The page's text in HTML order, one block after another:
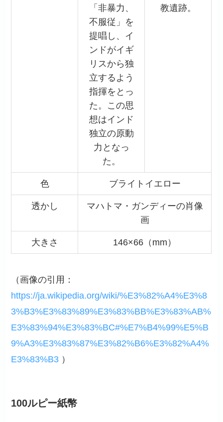
「非暴力、
不服従」を
提唱し、イ
ンドがイギ
リスから独
立するよう
指揮をとっ
た。この思
想はインド
独立の原動
力となっ
た。
教遺跡。
色 ブライトイエロー
透かし
マハトマ・ガンディーの肖像
画
大きさ 146×66（mm）
（画像の引用：
https://ja.wikipedia.org/wiki/%E3%82%A4%E3%8
3%B3%E3%83%89%E3%83%BB%E3%83%AB%
E3%83%94%E3%83%BC#%E7%B4%99%E5%B
9%A3%E3%83%87%E3%82%B6%E3%82%A4%
E3%83%B3 ）
100ルピー紙幣